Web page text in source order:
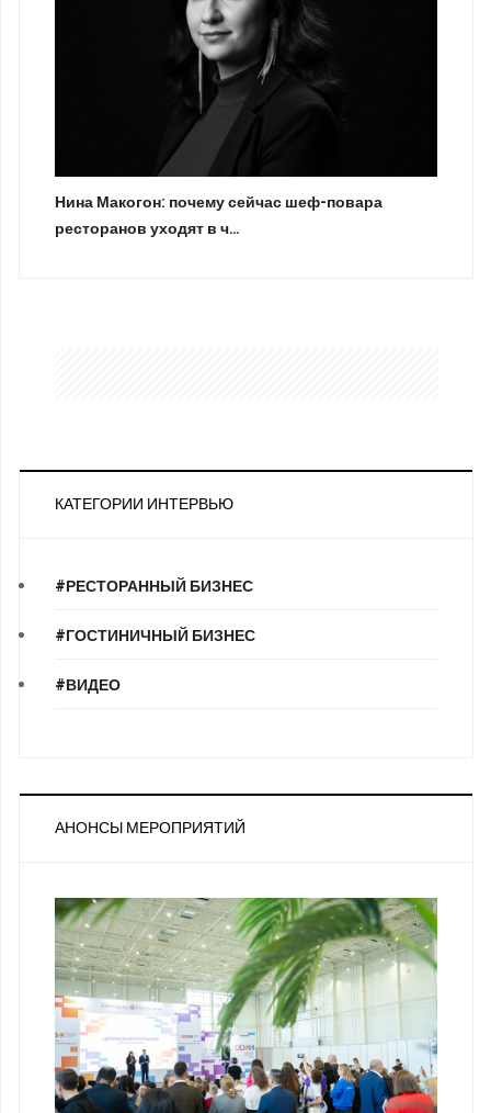
Нина Макогон: почему сейчас шеф-повара
ресторанов уходят в ч…
КАТЕГОРИИ ИНТЕРВЬЮ
#РЕСТОРАННЫЙ БИЗНЕС
#ГОСТИНИЧНЫЙ БИЗНЕС
#ВИДЕО
АНОНСЫ МЕРОПРИЯТИЙ